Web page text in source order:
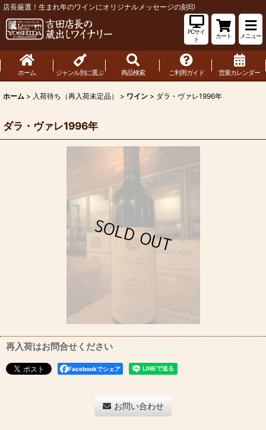
店長厳選！生まれ年のワインにオリジナルメッセージの刻印
PCサイ
ト
カート メニュー
ホーム ジャンル別に選ぶ 商品検索 ご利用ガイド 営業カレンダー
ホーム > 入荷待ち（再入荷未定品） > ワイン > ダラ・ヴァレ1996年
ダラ・ヴァレ1996年
再入荷はお問合せください
Facebookでシェア
お問い合わせ